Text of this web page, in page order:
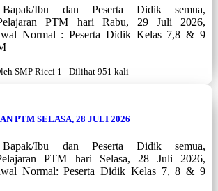
Ibu dan Peserta Didik semua,
PTM hari Rabu, 29 Juli 2026,
Normal : Peserta Didik Kelas 7,8 & 9
SMP Ricci 1 - Dilihat 951 kali
PTM SELASA, 28 JULI 2026
Ibu dan Peserta Didik semua,
PTM hari Selasa, 28 Juli 2026,
Normal: Peserta Didik Kelas 7, 8 & 9